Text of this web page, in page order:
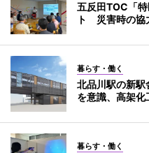
五反田TOC「
ト 災害時の協
暮らす・働く
北品川駅の新
を意識、高架化
暮らす・働く